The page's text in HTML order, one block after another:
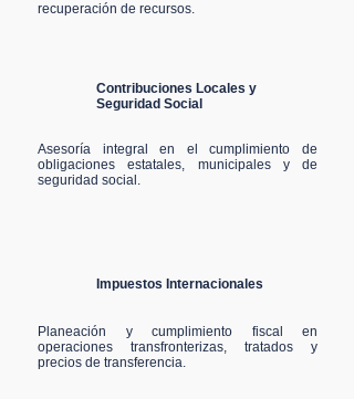
recuperación de recursos.
Contribuciones Locales y
Seguridad Social
Asesoría integral en el cumplimiento de
obligaciones estatales, municipales y de
seguridad social.
Impuestos Internacionales
Planeación y cumplimiento fiscal en
operaciones transfronterizas, tratados y
precios de transferencia.